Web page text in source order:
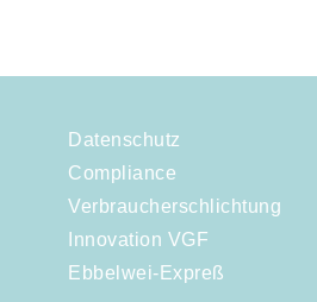
Datenschutz
Compliance
Verbraucherschlichtung
Innovation VGF
Ebbelwei-Expreß